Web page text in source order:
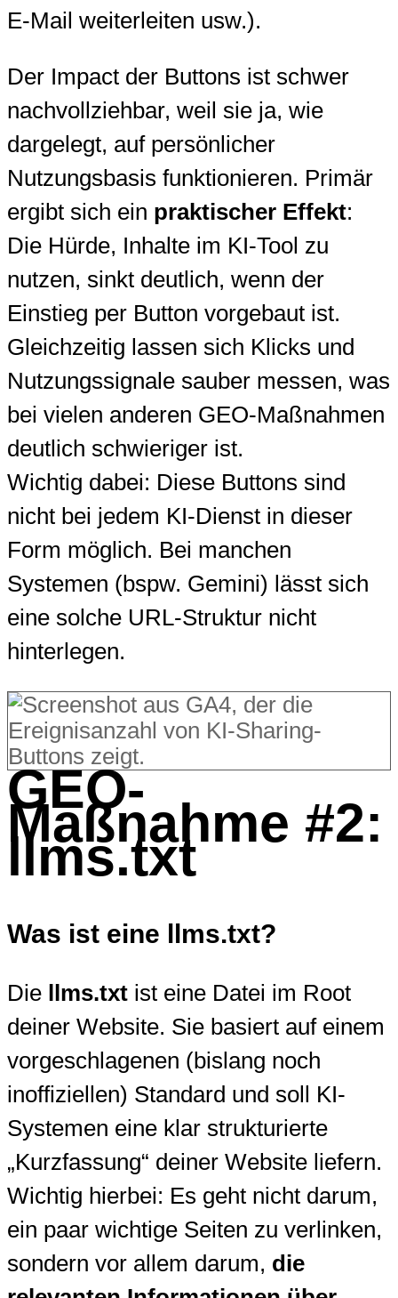
E-Mail weiterleiten usw.).
Der Impact der Buttons ist schwer
nachvollziehbar, weil sie ja, wie
dargelegt, auf persönlicher
Nutzungsbasis funktionieren. Primär
ergibt sich ein praktischer Effekt:
Die Hürde, Inhalte im KI-Tool zu
nutzen, sinkt deutlich, wenn der
Einstieg per Button vorgebaut ist.
Gleichzeitig lassen sich Klicks und
Nutzungssignale sauber messen, was
bei vielen anderen GEO-Maßnahmen
deutlich schwieriger ist.
Wichtig dabei: Diese Buttons sind
nicht bei jedem KI-Dienst in dieser
Form möglich. Bei manchen
Systemen (bspw. Gemini) lässt sich
eine solche URL-Struktur nicht
hinterlegen.
GEO-
Maßnahme #2:
llms.txt
Was ist eine llms.txt?
Die llms.txt ist eine Datei im Root
deiner Website. Sie basiert auf einem
vorgeschlagenen (bislang noch
inoffiziellen) Standard und soll KI-
Systemen eine klar strukturierte
„Kurzfassung“ deiner Website liefern.
Wichtig hierbei: Es geht nicht darum,
ein paar wichtige Seiten zu verlinken,
sondern vor allem darum, die